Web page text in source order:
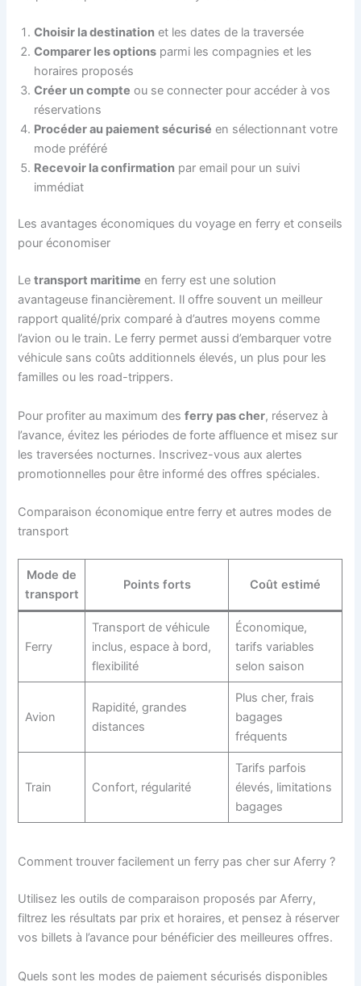
Choisir la destination et les dates de la traversée
Comparer les options parmi les compagnies et les
horaires proposés
Créer un compte ou se connecter pour accéder à vos
réservations
Procéder au paiement sécurisé en sélectionnant votre
mode préféré
Recevoir la confirmation par email pour un suivi
immédiat
Les avantages économiques du voyage en ferry et conseils
pour économiser
Letransport maritime en ferry est une solution
avantageuse financièrement. Il offre souvent un meilleur
rapport qualité/prix comparé à d’autres moyens comme
l’avion ou le train. Le ferry permet aussi d’embarquer votre
véhicule sans coûts additionnels élevés, un plus pour les
familles ou les road-trippers.
Pour profiter au maximum desferry pas cher, réservez à
l’avance, évitez les périodes de forte affluence et misez sur
les traversées nocturnes. Inscrivez-vous aux alertes
promotionnelles pour être informé des offres spéciales.
Comparaison économique entre ferry et autres modes de
transport
Mode de
transport
Points forts Coût estimé
Ferry
Transport de véhicule
inclus, espace à bord,
flexibilité
Économique,
tarifs variables
selon saison
Avion
Rapidité, grandes
distances
Plus cher, frais
bagages
fréquents
Train Confort, régularité
Tarifs parfois
élevés, limitations
bagages
Comment trouver facilement un ferry pas cher sur Aferry ?
Utilisez les outils de comparaison proposés par Aferry,
filtrez les résultats par prix et horaires, et pensez à réserver
vos billets à l’avance pour bénéficier des meilleures offres.
Quels sont les modes de paiement sécurisés disponibles